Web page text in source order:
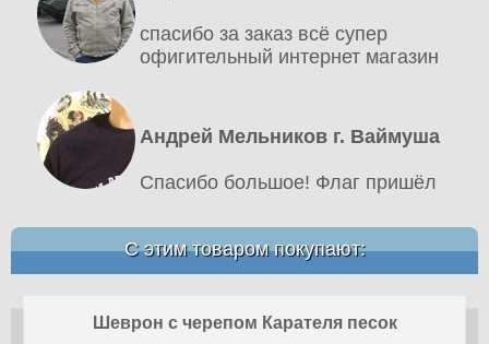
спасибо за заказ всё супер
офигительный интернет магазин
Андрей Мельников г. Ваймуша
Спасибо большое! Флаг пришёл
С этим товаром покупают:
Шеврон с черепом Карателя песок